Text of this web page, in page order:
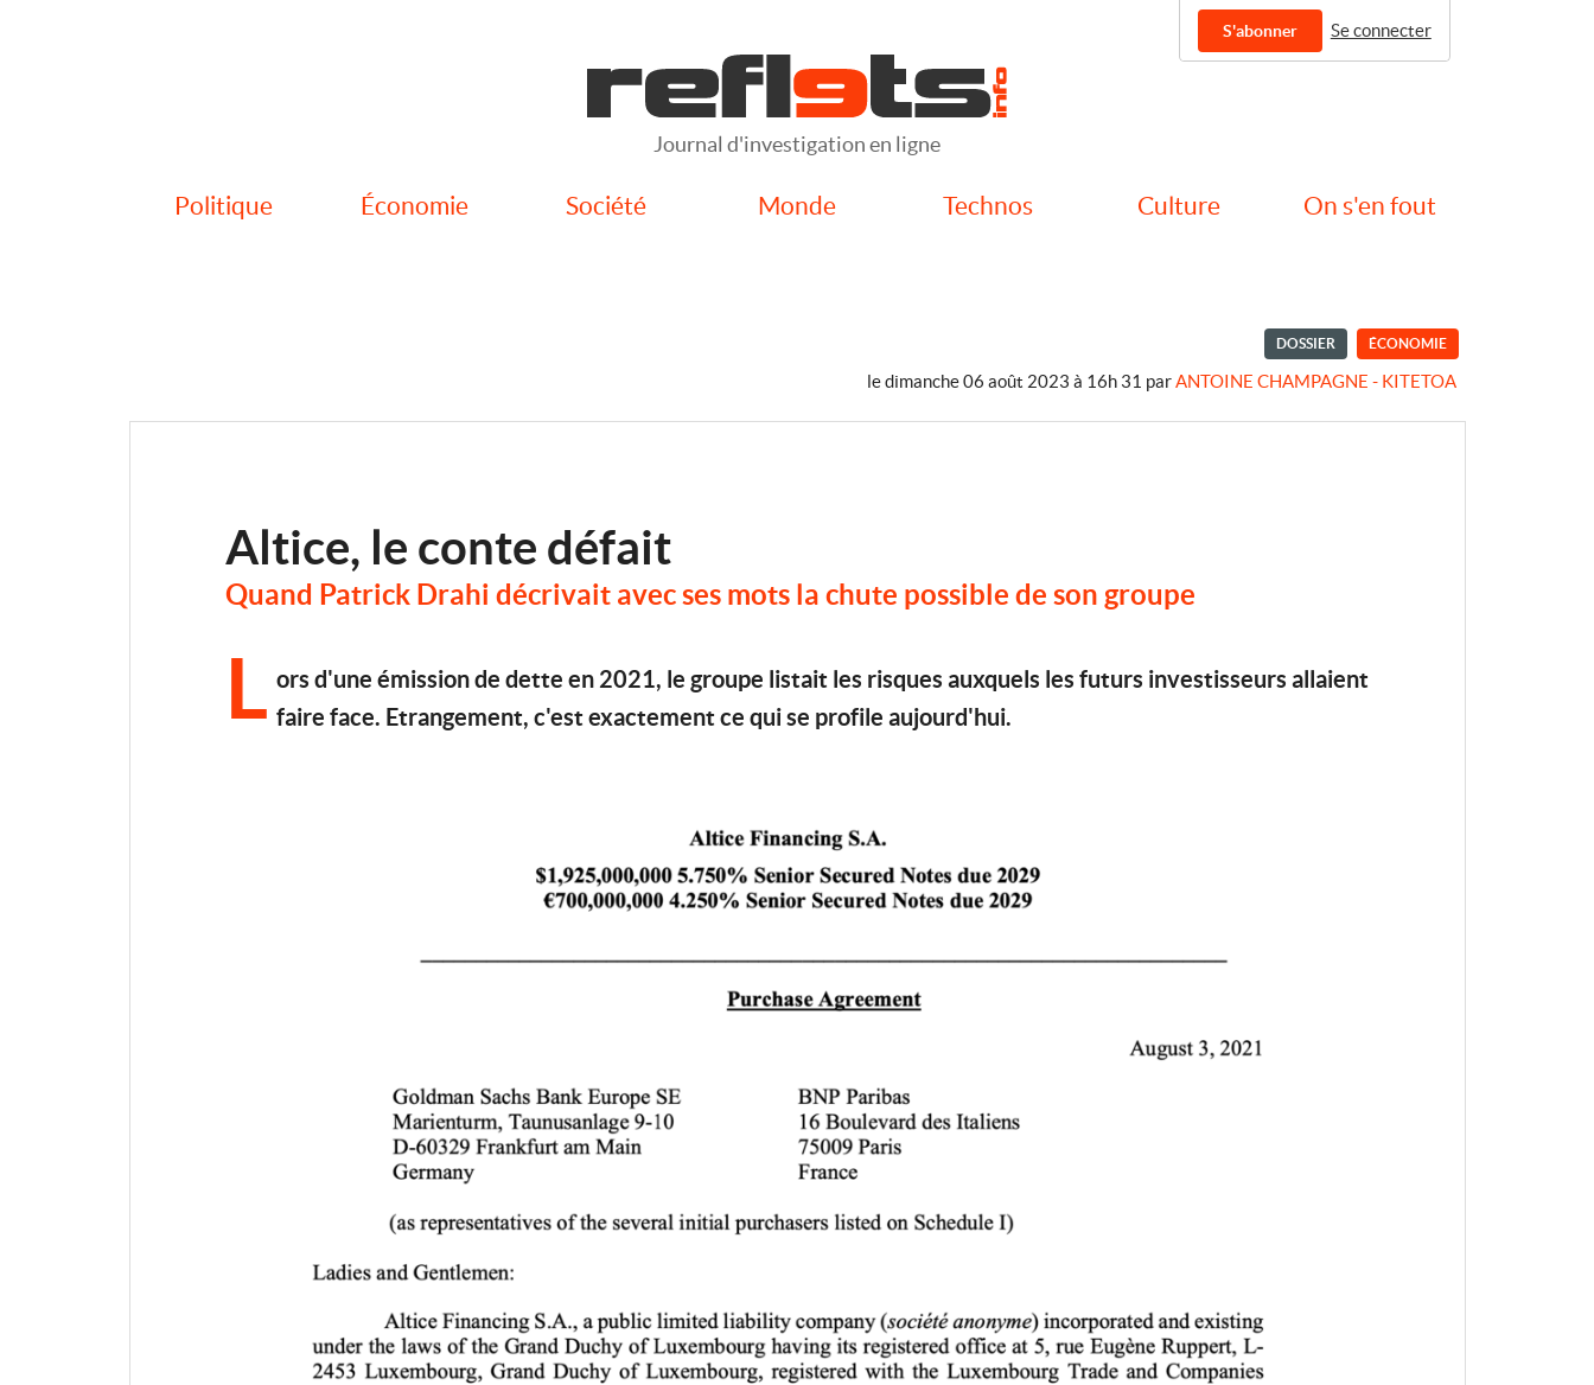
S'abonner Se connecter
Journal d'investigation en ligne
Politique Économie Société Monde Technos Culture On s'en fout
DOSSIER ÉCONOMIE
le dimanche 06 août 2023 à 16h 31 parANTOINE CHAMPAGNE - KITETOA
Altice, le conte défait
Quand Patrick Drahi décrivait avec ses mots la chute possible de son groupe
L ors d'une émission de dette en 2021, le groupe listait les risques auxquels les futurs investisseurs allaient
faire face. Etrangement, c'est exactement ce qui se profile aujourd'hui.